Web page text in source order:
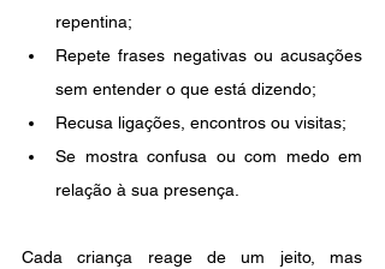
repentina;
Repete frases negativas ou acusações
sem entender o que está dizendo;
Recusa ligações, encontros ou visitas;
Se mostra confusa ou com medo em
relação à sua presença.
Cada criança reage de um jeito, mas